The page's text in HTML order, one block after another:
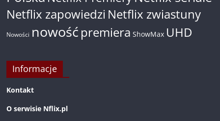
Netflix zapowiedzi Netflix zwiastuny
Nowości nowość premiera ShowMax UHD
Informacje
Kontakt
O serwisie Nflix.pl